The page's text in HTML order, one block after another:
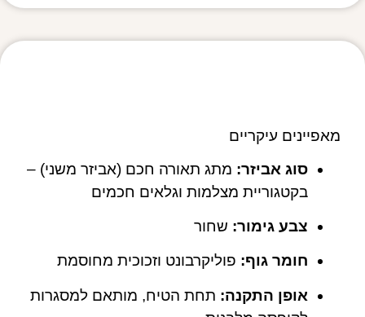
מאפיינים עיקריים
סוג אביזר: מתג תאורה חכם (אביזר משני) –
בקטגוריית מצלמות וגלאים חכמים
צבע גימור: שחור
חומר גוף: פוליקרבונט וזכוכית מחוסמת
אופן התקנה: תחת הטיח, מותאם למסגרות